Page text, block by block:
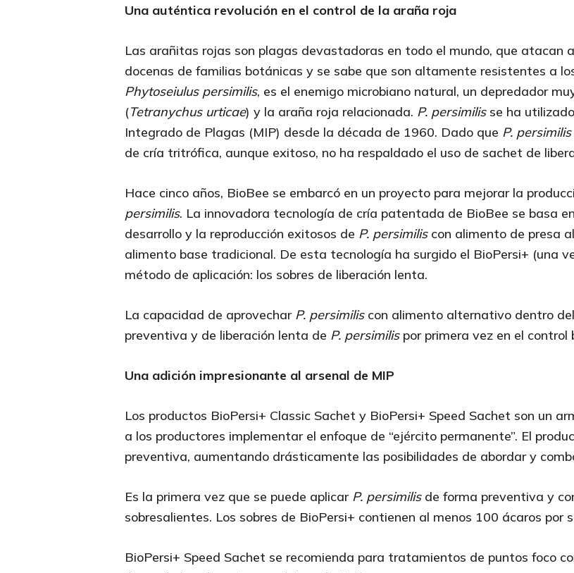
Una auténtica revolución en el control de la araña roja
Las arañitas rojas son plagas devastadoras en todo el mundo, que atacan
docenas de familias botánicas y se sabe que son altamente resistentes a
Phytoseiulus persimilis, es el enemigo microbiano natural, un depredador
(Tetranychus urticae) y la araña roja relacionada. P. persimilisse ha
Integrado de Plagas (MIP) desde la década de 1960. Dado que P. persimilis
de cría tritrófica, aunque exitoso, no ha respaldado el uso de sachet de
Hace cinco años, BioBee se embarcó en un proyecto para mejorar la
persimilis. La innovadora tecnología de cría patentada de BioBee se basa
desarrollo y la reproducción exitosos de P. persimiliscon alimento de presa
alimento base tradicional. De esta tecnología ha surgido el BioPersi+ (una
método de aplicación: los sobres de liberación lenta.
La capacidad de aprovechar P. persimiliscon alimento alternativo dentro
preventiva y de liberación lenta de P. persimilispor primera vez en el control
Una adición impresionante al arsenal de MIP
Los productos BioPersi+ Classic Sachet y BioPersi+ Speed Sachet son un
a los productores implementar el enfoque de “ejército permanente”. El
preventiva, aumentando drásticamente las posibilidades de abordar y
Es la primera vez que se puede aplicar P. persimilisde forma preventiva y
sobresalientes. Los sobres de BioPersi+ contienen al menos 100 ácaros por
BioPersi+ Speed Sachet se recomienda para tratamientos de puntos foco